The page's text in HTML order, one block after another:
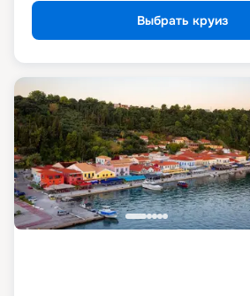
Выбрать круиз